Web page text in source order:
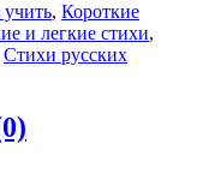
учить, Короткие
и легкие стихи,
Стихи русских